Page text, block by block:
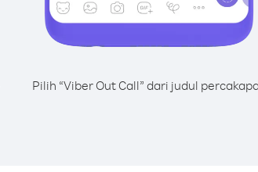
Pilih “Viber Out Call” dari judul